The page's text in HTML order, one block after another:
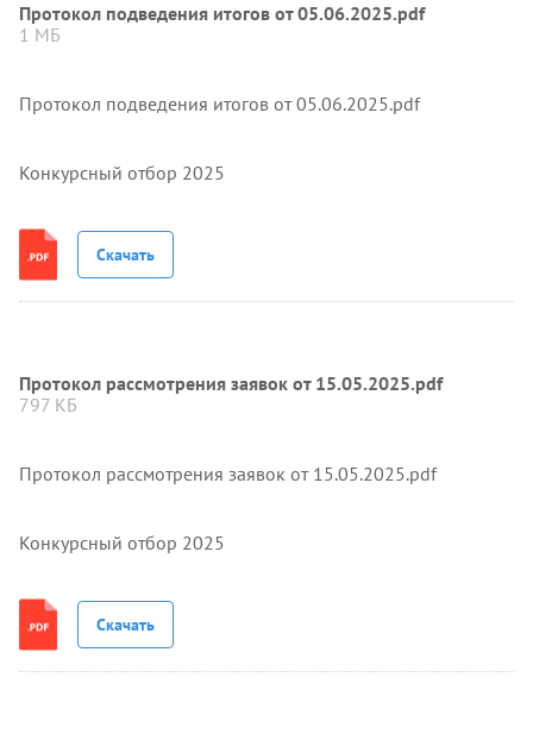
Протокол подведения итогов от 05.06.2025.pdf
1 МБ
Протокол подведения итогов от 05.06.2025.pdf
Конкурсный отбор 2025
Скачать
Протокол рассмотрения заявок от 15.05.2025.pdf
797 КБ
Протокол рассмотрения заявок от 15.05.2025.pdf
Конкурсный отбор 2025
Скачать